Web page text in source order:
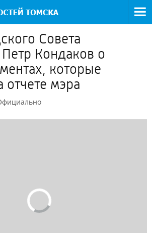
Совета
Кондаков о
которые
мэра